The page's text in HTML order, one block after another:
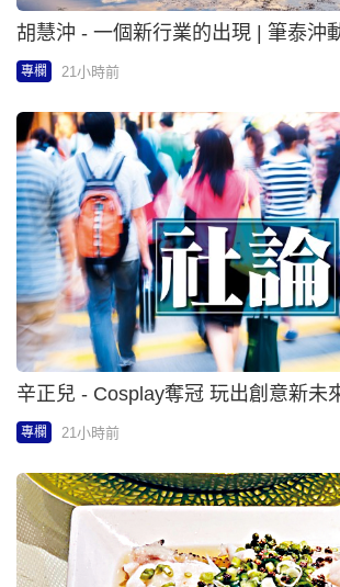
胡慧沖 - 一個新行業的出現 | 筆泰沖
專欄 21小時前
辛正兒 - Cosplay奪冠 玩出創意新未
專欄 21小時前